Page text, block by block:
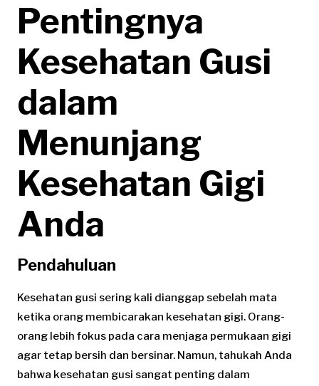
Pentingnya
Kesehatan Gusi
dalam
Menunjang
Kesehatan Gigi
Anda
Pendahuluan
Kesehatan gusi sering kali dianggap sebelah mata
ketika orang membicarakan kesehatan gigi. Orang-
orang lebih fokus pada cara menjaga permukaan gigi
agar tetap bersih dan bersinar. Namun, tahukah Anda
bahwa kesehatan gusi sangat penting dalam